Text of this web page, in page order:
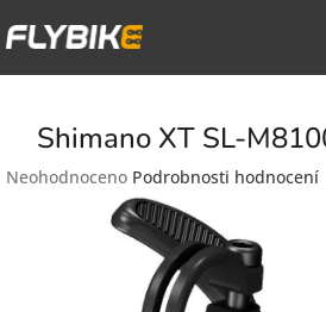
na
Shimano XT SL-
Průměrné
Neohodnoceno Podrobnosti hodnocení